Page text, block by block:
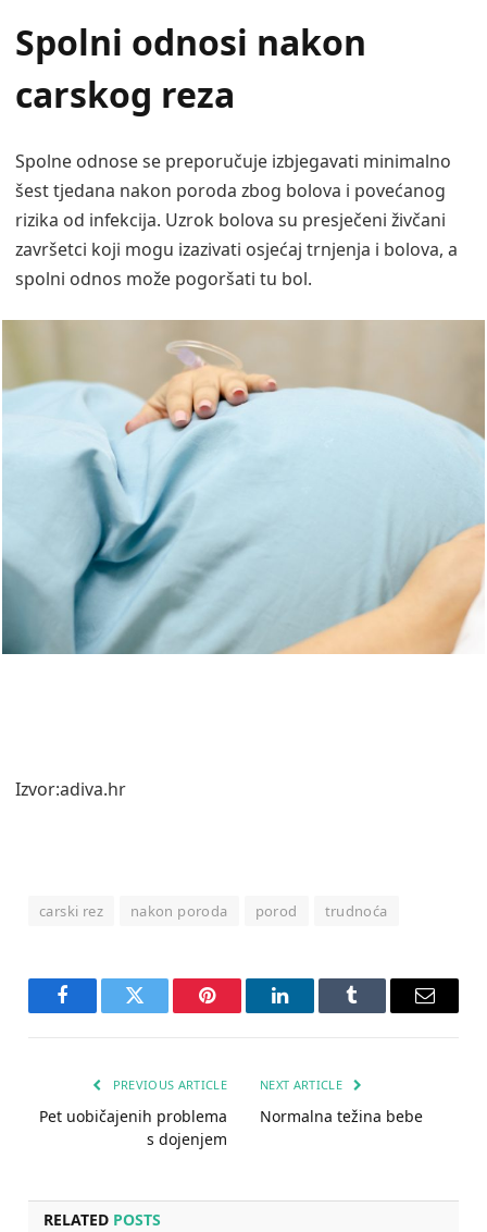
Spolni odnosi nakon
carskog reza
Spolne odnose se preporučuje izbjegavati minimalno
šest tjedana nakon poroda zbog bolova i povećanog
rizika od infekcija. Uzrok bolova su presječeni živčani
završetci koji mogu izazivati osjećaj trnjenja i bolova, a
spolni odnos može pogoršati tu bol.
Izvor:adiva.hr
carski rez nakon poroda porod trudnoća
FacebookTwitter Pinterest LinkedInTumblr Email
PREVIOUS ARTICLE
Pet uobičajenih problema
s dojenjem
NEXT ARTICLE
Normalna težina bebe
RELATED POSTS